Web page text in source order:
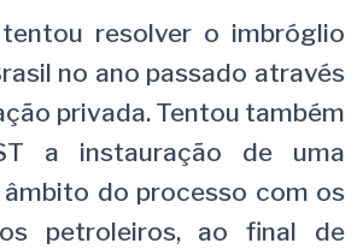
resolver o imbróglio
no ano passado através
privada. Tentou também
a instauração de uma
do processo com os
petroleiros, ao final de